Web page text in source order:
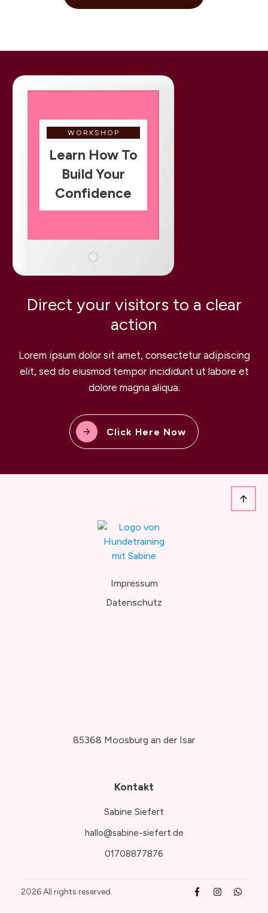
WORKSHOP
Learn How To
Build Your
Confidence
Direct your visitors to a clear
action
Lorem ipsum dolor sit amet, consectetur adipiscing
elit, sed do eiusmod tempor incididunt ut labore et
dolore magna aliqua.
Click Here Now
Impressum
Datenschutz
85368 Moosburg an der Isar
Kontakt
Sabine Siefert
hallo@sabine-siefert.de
01708877876
2026All rights reserved.